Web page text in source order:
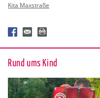
Kita Maxstraße
Rund ums Kind